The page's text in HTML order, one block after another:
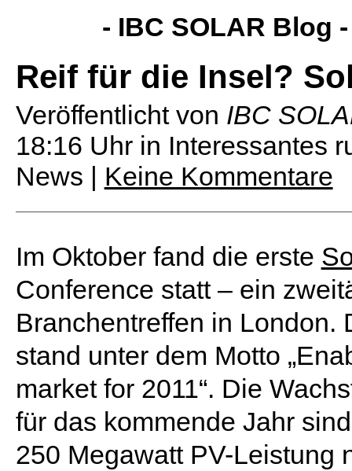
- IBC SOLAR Blog
Reif für die Insel?
Veröffentlicht von IBC
18:16 Uhr in Interessantes
News | Keine Kommentare
Im Oktober fand die erste
Conference statt – ein
Branchentreffen in London.
stand unter dem Motto
market for 2011“. Die
für das kommende Jahr
250 Megawatt PV-Leistung